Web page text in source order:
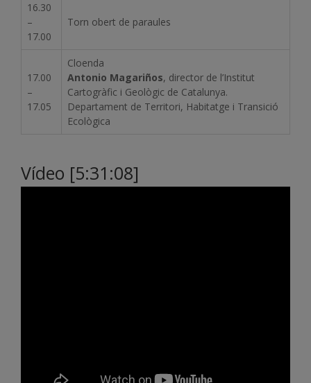
16.30
–
17.00
Torn obert de paraules
17.00
–
17.05
Cloenda
Antonio Magariños, director de l’Institut
Cartogràfic i Geològic de Catalunya.
Departament de Territori, Habitatge i Transició
Ecològica
Vídeo [5:31:08]